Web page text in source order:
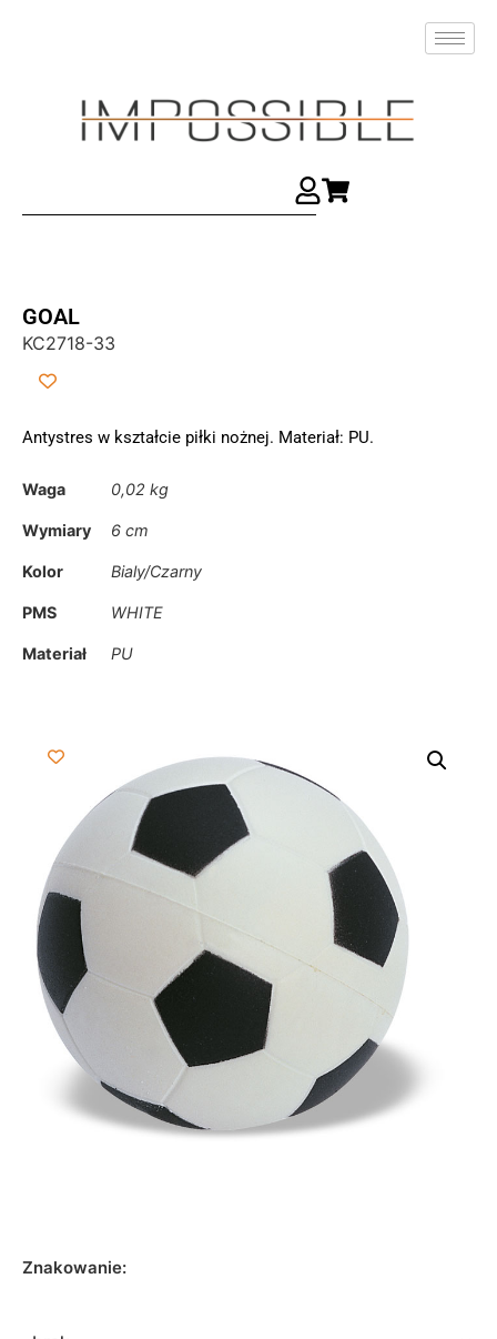
GOAL
KC2718-33
Antystres w kształcie piłki nożnej. Materiał: PU.
Waga 0,02 kg
Wymiary 6 cm
Kolor Bialy/Czarny
PMS WHITE
Materiał PU
Znakowanie: